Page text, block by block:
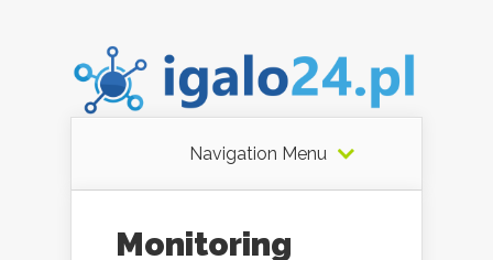
Navigation Menu
Monitoring